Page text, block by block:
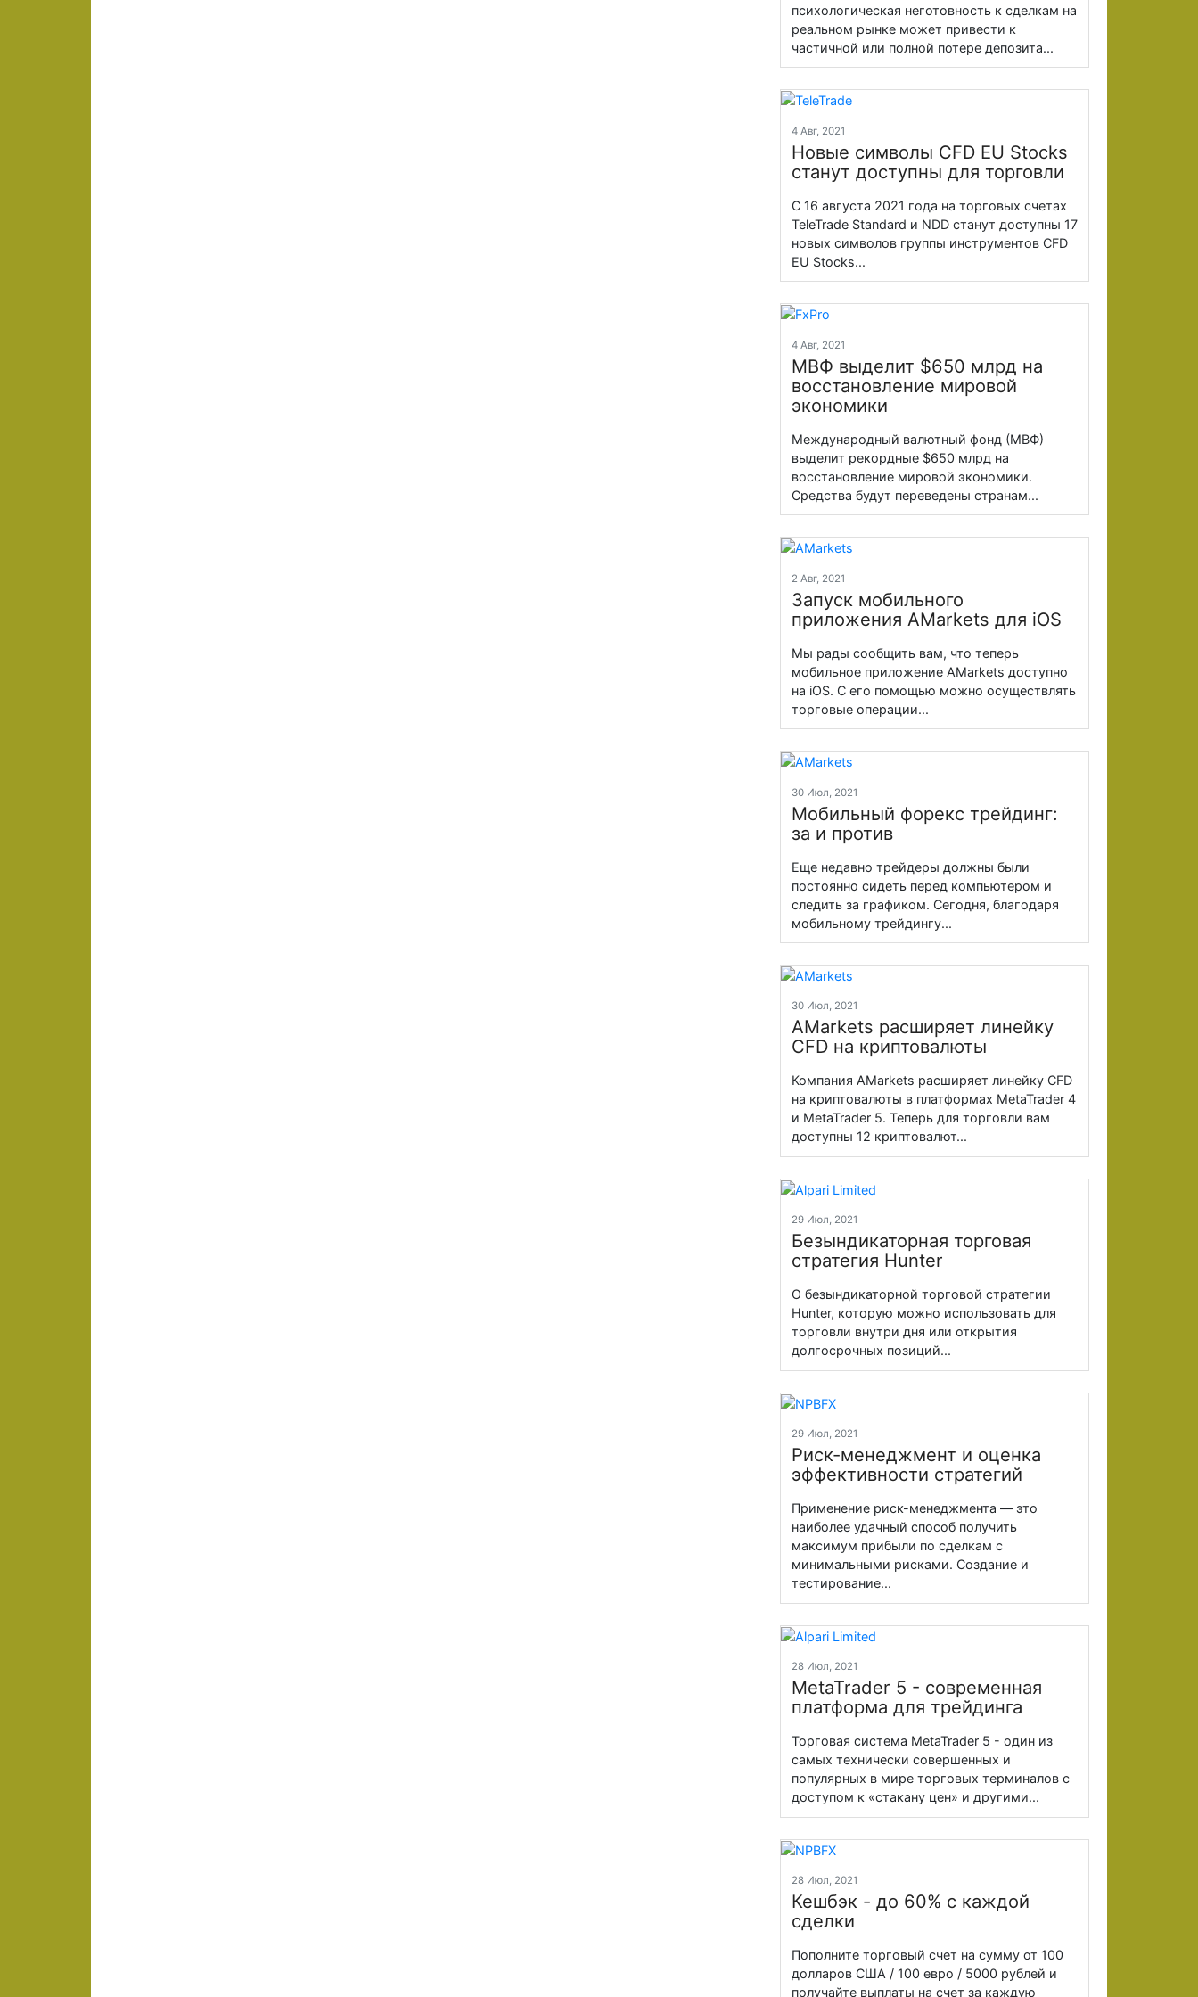
психологическая неготовность к сделкам на
реальном рынке может привести к
частичной или полной потере депозита...
4 Авг, 2021
Новые символы CFD EU Stocks
станут доступны для торговли
С 16 августа 2021 года на торговых счетах
TeleTrade Standard и NDD станут доступны 17
новых символов группы инструментов CFD
EU Stocks...
4 Авг, 2021
МВФ выделит $650 млрд на
восстановление мировой
экономики
Международный валютный фонд (МВФ)
выделит рекордные $650 млрд на
восстановление мировой экономики.
Средства будут переведены странам...
2 Авг, 2021
Запуск мобильного
приложения AMarkets для iOS
Мы рады сообщить вам, что теперь
мобильное приложение AMarkets доступно
на iOS. С его помощью можно осуществлять
торговые операции...
30 Июл, 2021
Мобильный форекс трейдинг:
за и против
Еще недавно трейдеры должны были
постоянно сидеть перед компьютером и
следить за графиком. Сегодня, благодаря
мобильному трейдингу...
30 Июл, 2021
AMarkets расширяет линейку
CFD на криптовалюты
Компания AMarkets расширяет линейку CFD
на криптовалюты в платформах MetaTrader 4
и MetaTrader 5. Теперь для торговли вам
доступны 12 криптовалют...
29 Июл, 2021
Безындикаторная торговая
стратегия Hunter
О безындикаторной торговой стратегии
Hunter, которую можно использовать для
торговли внутри дня или открытия
долгосрочных позиций...
29 Июл, 2021
Риск-менеджмент и оценка
эффективности стратегий
Применение риск-менеджмента — это
наиболее удачный способ получить
максимум прибыли по сделкам с
минимальными рисками. Создание и
тестирование...
28 Июл, 2021
MetaTrader 5 - современная
платформа для трейдинга
Торговая система MetaTrader 5 - один из
самых технически совершенных и
популярных в мире торговых терминалов с
доступом к «стакану цен» и другими...
28 Июл, 2021
Кешбэк - до 60% с каждой
сделки
Пополните торговый счет на сумму от 100
долларов США / 100 евро / 5000 рублей и
получайте выплаты на счет за каждую